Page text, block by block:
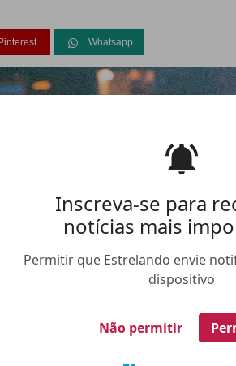
Inscreva-se para
notícias mais
Permitir que Estrelando envie
dispositivo
Não permitir
Pinterest Whatsapp